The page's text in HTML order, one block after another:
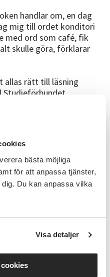
bästa möjliga
för att anpassa tjänster,
Du kan anpassa vilka
Visa detaljer
handlar om, en dag
mig till ordet konditori
med ord som café, fik
skulle göra, förklarar
allas rätt till läsning
Studieförbundet
som heter lättläst.
ta till sig vanlig
många olika saker. Att
säger Eli Åhman
om en äldre kvinna
berörs vi av hennes